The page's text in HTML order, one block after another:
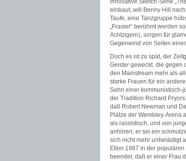
innovative Sketch-Serie
einbaut, will Benny Hill
Taufe, eine Tanzgruppe
„Frasier“ berühmt werden
Achtzigern), sorgen für
Gegenwind von Seiten
Doch es ist zu spät, der
Geister geweckt, die gegen
den Mainstream mehr als
starke Frauen für ein
Sohn einer kommunistisch-
der Tradition Richard
daß Robert Newman und
Plätze der Wembley-Arena
als rassistisch, und von
anhören, er sei ein
sich nicht mehr unbelästigt
Elton 1987 in der
beendet, daß er einer Frau